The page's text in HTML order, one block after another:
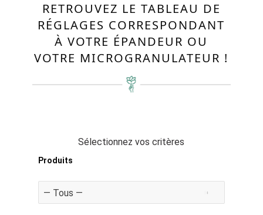
RETROUVEZ LE TABLEAU DE
RÉGLAGES CORRESPONDANT
À VOTRE ÉPANDEUR OU
VOTRE MICROGRANULATEUR !
Sélectionnez vos critères
Produits